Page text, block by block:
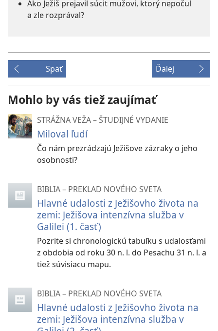
Ako Ježiš prejavil súcit mužovi, ktorý nepočul
a zle rozprával?
Späť Ďalej
Mohlo by vás tiež zaujímať
STRÁŽNA VEŽA – ŠTUDIJNÉ VYDANIE
Miloval ľudí
Čo nám prezrádzajú Ježišove zázraky o jeho
osobnosti?
BIBLIA – PREKLAD NOVÉHO SVETA
Hlavné udalosti z Ježišovho života na
zemi: Ježišova intenzívna služba v
Galilei (1. časť)
Pozrite si chronologickú tabuľku s udalosťami
z obdobia od roku 30 n. l. do Pesachu 31 n. l. a
tiež súvisiacu mapu.
BIBLIA – PREKLAD NOVÉHO SVETA
Hlavné udalosti z Ježišovho života na
zemi: Ježišova intenzívna služba v